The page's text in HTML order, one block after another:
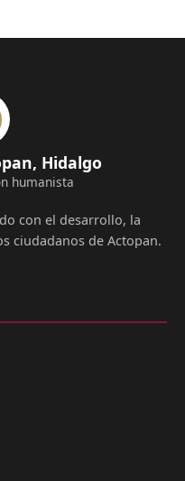
Hidalgo
humanista
con el desarrollo, la
ciudadanos de Actopan.